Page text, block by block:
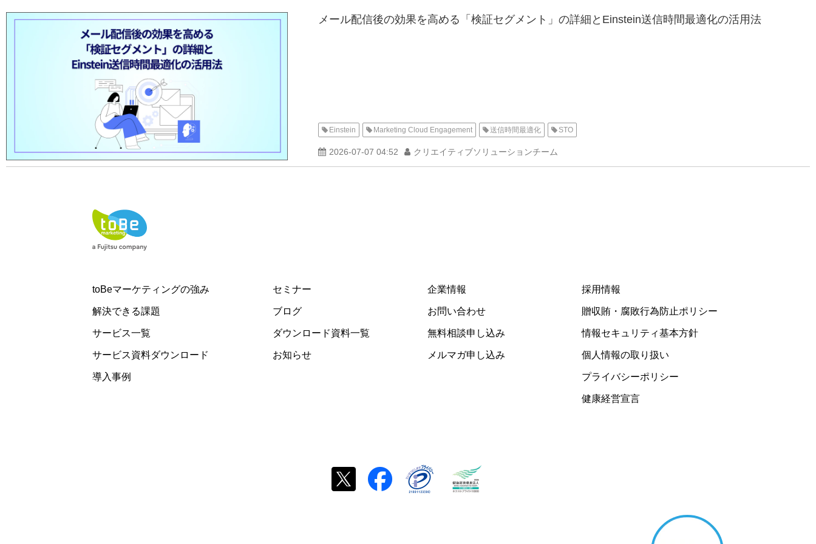
メール配信後の効果を高める「検証セグメント」の詳細とEinstein送信時間最適化の活用法
Einstein Marketing Cloud Engagement 送信時間最適化 STO
2026-07-07 04:52 クリエイティブソリューションチーム
toBeマーケティングの強み
解決できる課題
サービス一覧
サービス資料ダウンロード
導入事例
セミナー
ブログ
ダウンロード資料一覧
お知らせ
企業情報
お問い合わせ
無料相談申し込み
メルマガ申し込み
採用情報
贈収賄・腐敗行為防止ポリシー
情報セキュリティ基本方針
個人情報の取り扱い
プライバシーポリシー
健康経営宣言